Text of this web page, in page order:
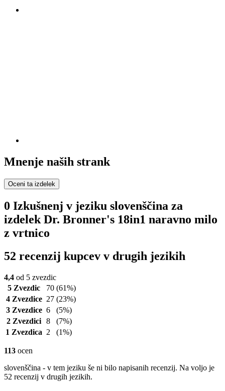
Mnenje naših strank
Oceni ta izdelek
0 Izkušnenj v jeziku slovenščina za
izdelek Dr. Bronner's 18in1 naravno milo
z vrtnico
52 recenzij kupcev v drugih jezikih
4,4 od 5 zvezdic
5 Zvezdic
70 (61%)
4 Zvezdice 27 (23%)
3 Zvezdice 6
(5%)
2 Zvezdici 8
(7%)
1 Zvezdica 2 (1%)
113 ocen
slovenščina - v tem jeziku še ni bilo napisanih recenzij. Na voljo je
52 recenzij v drugih jezikih.